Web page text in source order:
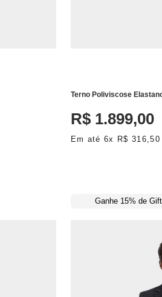
Terno Poliviscose
R$ 1.899,00
Em até6x R$ 316 ,50
Ganhe 15% de